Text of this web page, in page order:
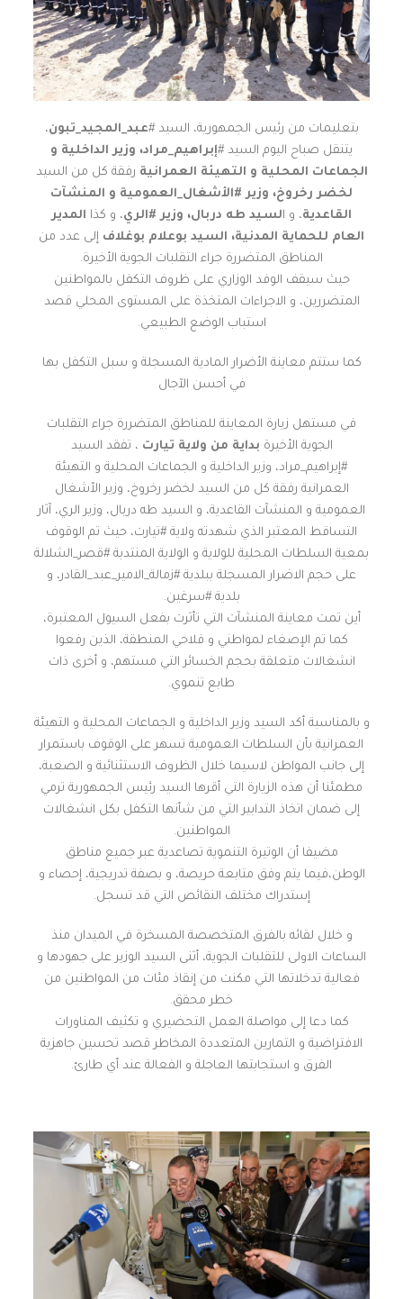
بتعليمات من رئيس الجمهورية، السيد #عبد_المجيد_تبون،
يتنقل صباح اليوم السيد #إبراهيم_مراد، وزير الداخلية و
الجماعات المحلية و التهيئة العمرانية رفقة كل من السيد
لخضر رخروخ، وزير #الأشغال_العمومية و المنشآت
القاعدية، و السيد طه دربال، وزير #الري، و كذا المدير
العام للحماية المدنية، السيد بوعلام بوغلاف إلى عدد من
المناطق المتضررة جراء التقلبات الجوية الأخيرة.
حيث سيقف الوفد الوزاري على ظروف التكفل بالمواطنين
المتضررين، و الاجراءات المتخذة على المستوى المحلي قصد
استباب الوضع الطبيعي.
كما ستتم معاينة الأضرار المادية المسجلة و سبل التكفل بها
في أحسن الآجال
في مستهل زيارة المعاينة للمناطق المتضررة جراء التقلبات
الجوية الأخيرة بداية من ولاية تيارت ، تفقد السيد
#إبراهيم_مراد، وزير الداخلية و الجماعات المحلية و التهيئة
العمرانية رفقة كل من السيد لخضر رخروخ، وزير الأشغال
العمومية و المنشآت القاعدية، و السيد طه دربال، وزير الري، آثار
التساقط المعتبر الذي شهدته ولاية #تيارت، حيث تم الوقوف
بمعية السلطات المحلية للولاية و الولاية المنتدبة #قصر_الشلالة
على حجم الاضرار المسجلة ببلدية #زمالة_الامير_عبد_القادر، و
بلدية #سرغين.
أين تمت معاينة المنشآت التي تأثرت بفعل السيول المعتبرة،
كما تم الإصغاء لمواطني و فلاحي المنطقة، الذين رفعوا
انشغالات متعلقة بحجم الخسائر التي مستهم، و أخرى ذات
طابع تنموي.
و بالمناسبة أكد السيد وزير الداخلية و الجماعات المحلية و التهيئة
العمرانية بأن السلطات العمومية تسهر على الوقوف باستمرار
إلى جانب المواطن لاسيما خلال الظروف الاستثنائية و الصعبة،
مطمئنا أن هذه الزيارة التي أقرها السيد رئيس الجمهورية ترمي
إلى ضمان اتخاذ التدابير التي من شأنها التكفل بكل انشغالات
المواطنين.
مضيفا أن الوتيرة التنموية تصاعدية عبر جميع مناطق
الوطن،فيما يتم وفق متابعة حريصة، و بصفة تدريجية، إحصاء و
إستدراك مختلف النقائص التي قد تسجل.
و خلال لقائه بالفرق المتخصصة المسخرة في الميدان منذ
الساعات الاولى للتقلبات الجوية، أثنى السيد الوزير على جهودها و
فعالية تدخلاتها التي مكنت من إنقاذ مئات من المواطنين من
خطر محقق.
كما دعا إلى مواصلة العمل التحضيري و تكثيف المناورات
الافتراضية و التمارين المتعددة المخاطر قصد تحسين جاهزية
الفرق و استجابتها العاجلة و الفعالة عند أي طارئ.